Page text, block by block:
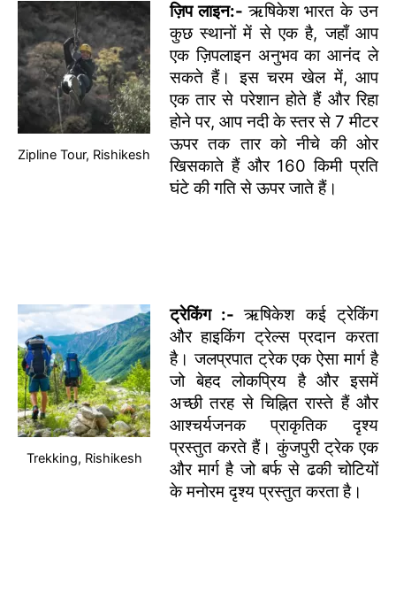
Zipline Tour, Rishikesh
ज़िप लाइन:-ऋषिकेश भारत के उन
कुछ स्थानों में से एक है, जहाँ आप
एक ज़िपलाइन अनुभव का आनंद ले
सकते हैं। इस चरम खेल में, आप
एक तार से परेशान होते हैं और रिहा
होने पर, आप नदी के स्तर से 7 मीटर
ऊपर तक तार को नीचे की ओर
खिसकाते हैं और 160 किमी प्रति
घंटे की गति से ऊपर जाते हैं।
Trekking, Rishikesh
ट्रेकिंग :-ऋषिकेश कई ट्रेकिंग
और हाइकिंग ट्रेल्स प्रदान करता
है। जलप्रपात ट्रेक एक ऐसा मार्ग है
जो बेहद लोकप्रिय है और इसमें
अच्छी तरह से चिह्नित रास्ते हैं और
आश्चर्यजनक प्राकृतिक दृश्य
प्रस्तुत करते हैं। कुंजपुरी ट्रेक एक
और मार्ग है जो बर्फ से ढकी चोटियों
के मनोरम दृश्य प्रस्तुत करता है।